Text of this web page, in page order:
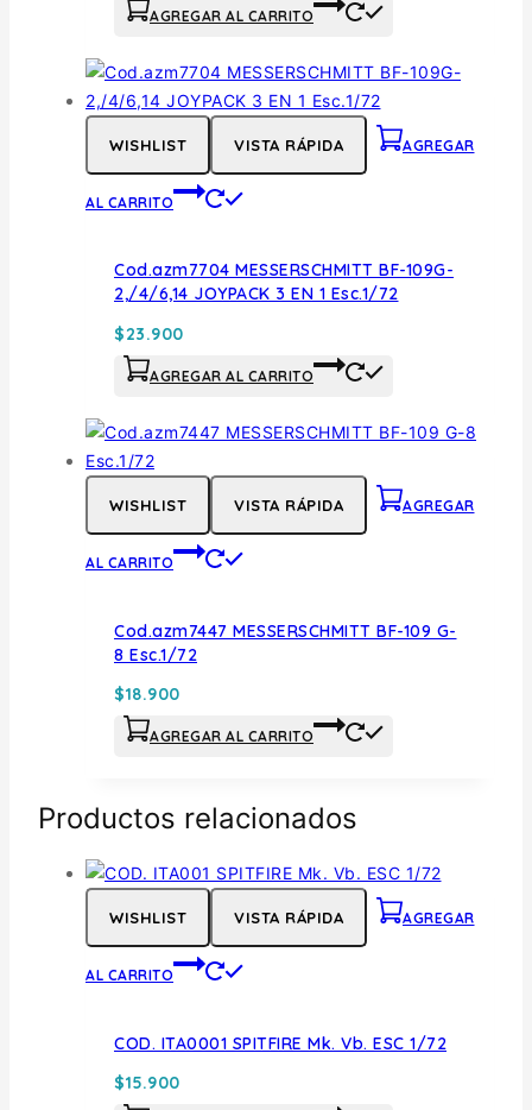
AGREGAR AL CARRITO
WISHLIST VISTA RÁPIDA AGREGAR
AL CARRITO
Cod.azm7704 MESSERSCHMITT BF-109G-
2,/4/6,14 JOYPACK 3 EN 1 Esc.1/72
$23.900
AGREGAR AL CARRITO
WISHLIST VISTA RÁPIDA AGREGAR
AL CARRITO
Cod.azm7447 MESSERSCHMITT BF-109 G-
8 Esc.1/72
$18.900
AGREGAR AL CARRITO
Productos relacionados
WISHLIST VISTA RÁPIDA AGREGAR
AL CARRITO
COD. ITA0001 SPITFIRE Mk. Vb. ESC 1/72
$15.900